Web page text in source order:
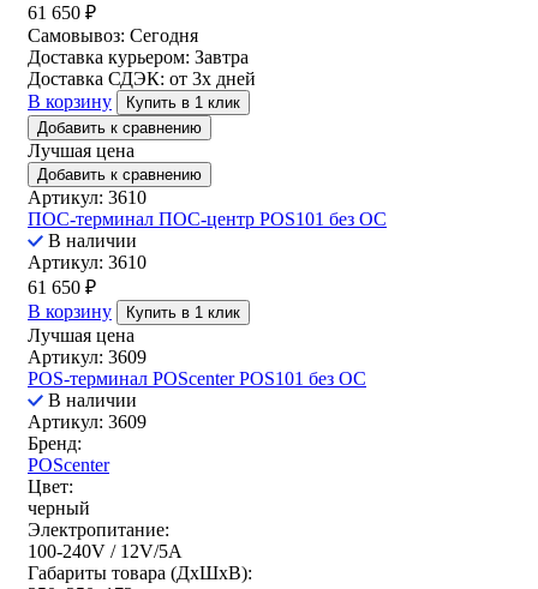
61 650 ₽
Самовывоз: Сегодня
Доставка курьером: Завтра
Доставка СДЭК: от 3х дней
В корзину
Купить в 1 клик
Добавить к сравнению
Лучшая цена
Добавить к сравнению
Артикул: 3610
ПОС-терминал ПОС-центр POS101 без ОС
В наличии
Артикул: 3610
61 650 ₽
В корзину
Купить в 1 клик
Лучшая цена
Артикул: 3609
POS-терминал POScenter POS101 без ОС
В наличии
Артикул: 3609
Бренд:
POScenter
Цвет:
черный
Электропитание:
100-240V / 12V/5A
Габариты товара (ДxШxВ):